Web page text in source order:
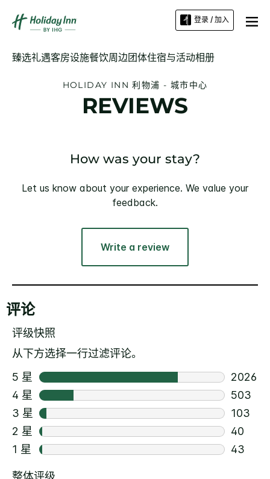
登录 / 加入
臻选礼遇客房设施餐饮周边团体住宿与活动相册
HOLIDAY INN 利物浦 - 城市中心
REVIEWS
How was your stay?
Let us know about your experience. We value your
feedback.
Write a review